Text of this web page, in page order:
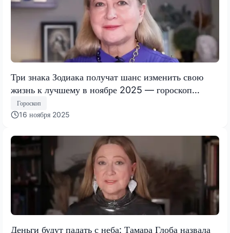
Три знака Зодиака получат шанс изменить свою
жизнь к лучшему в ноябре 2025 — гороскоп
Тамары Глобы
Гороскоп
16 ноября 2025
Деньги будут падать с неба: Тамара Глоба назвала